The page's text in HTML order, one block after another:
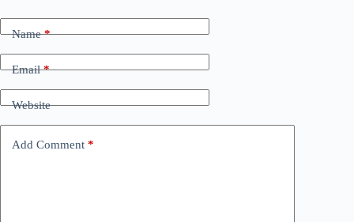
Name*
Email*
Website
Add Comment *